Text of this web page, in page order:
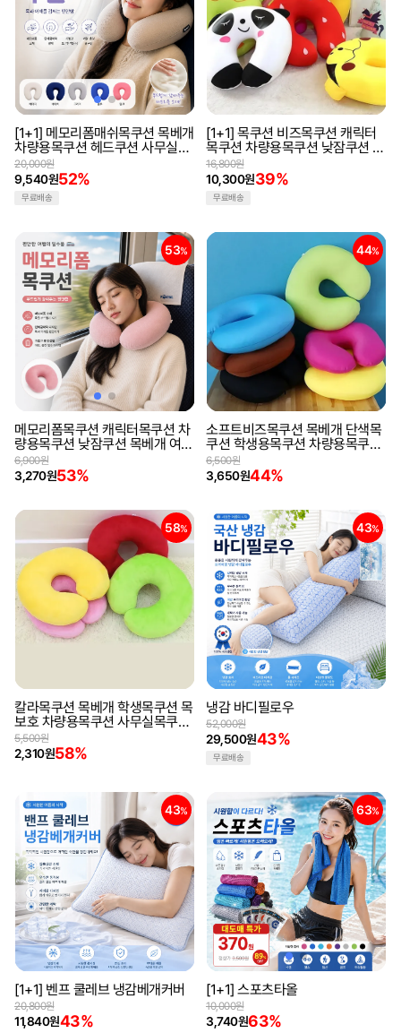
[1+1] 메모리폼매쉬목쿠션 목베개
차량용목쿠션 헤드쿠션 사무실목
쿠션 여행용목쿠션 낮잠쿠션
9,540원52%
20,000원
무료배송
[1+1] 목쿠션 비즈목쿠션 캐릭터
목쿠션 차량용목쿠션 낮잠쿠션 목
베개 여행용목쿠션
10,300원39%
16,800원
무료배송
53%
메모리폼목쿠션 캐릭터목쿠션 차
량용목쿠션 낮잠쿠션 목베개 여행
용목쿠션
3,270원53%
6,900원
44%
소프트비즈목쿠션 목베개 단색목
쿠션 학생용목쿠션 차량용목쿠션
멀티쿠션 여행용품
3,650원44%
6,500원
58%
칼라목쿠션 목베개 학생목쿠션 목
보호 차량용목쿠션 사무실목쿠션
겨울목쿠션
2,310원58%
5,500원
43%
냉감 바디필로우
29,500원43%
52,000원
무료배송
43%
[1+1] 벤프 쿨레브 냉감베개커버
11,840원43%
20,800원
63%
[1+1] 스포츠타올
3,740원63%
10,000원